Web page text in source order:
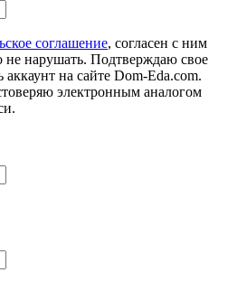
соглашение, согласен с ним
не нарушать. Подтверждаю свое
аккаунт на сайте Dom-Eda.com.
электронным аналогом